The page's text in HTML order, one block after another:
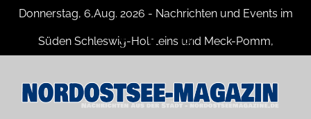
SkipDonnerstag, 6,Aug. 2026 - Nachrichten und Events im
Süden Schleswig-Holsteins und Meck-Pomm,